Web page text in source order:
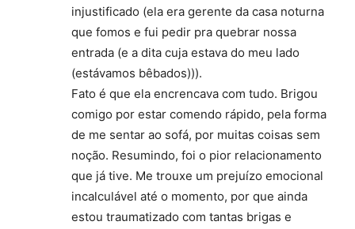
injustificado (ela era gerente da casa noturna
que fomos e fui pedir pra quebrar nossa
entrada (e a dita cuja estava do meu lado
(estávamos bêbados))).
Fato é que ela encrencava com tudo. Brigou
comigo por estar comendo rápido, pela forma
de me sentar ao sofá, por muitas coisas sem
noção. Resumindo, foi o pior relacionamento
que já tive. Me trouxe um prejuízo emocional
incalculável até o momento, por que ainda
estou traumatizado com tantas brigas e